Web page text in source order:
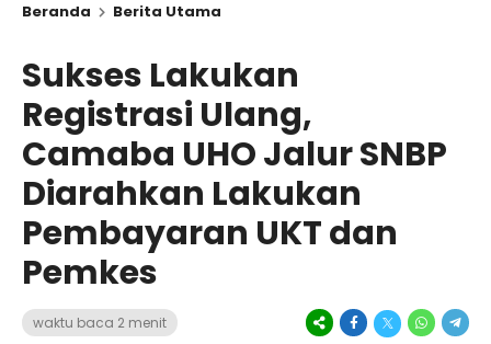
Beranda
Berita Utama
Sukses Lakukan
Registrasi Ulang,
Camaba UHO Jalur SNBP
Diarahkan Lakukan
Pembayaran UKT dan
Pemkes
waktu baca 2 menit